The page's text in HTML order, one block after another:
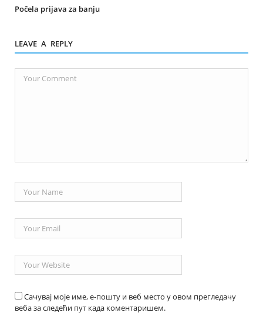
Počela prijava za banju
LEAVE A REPLY
Сачувај моје име, е-пошту и веб место у овом прегледачу
веба за следећи пут када коментаришем.